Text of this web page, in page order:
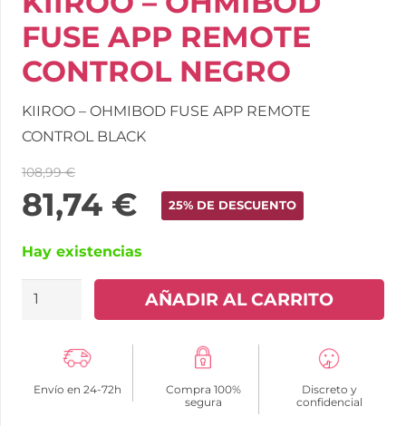
FUSE APP REMOTE
CONTROL NEGRO
KIIROO – OHMIBOD FUSE APP REMOTE
CONTROL BLACK
108,99€
81,74 € 25% DE DESCUENTO
Hay existencias
KIIROO
APP
AÑADIR AL CARRITO
Envío en 24-72h
Compra 100%
segura
Discreto y
confidencial